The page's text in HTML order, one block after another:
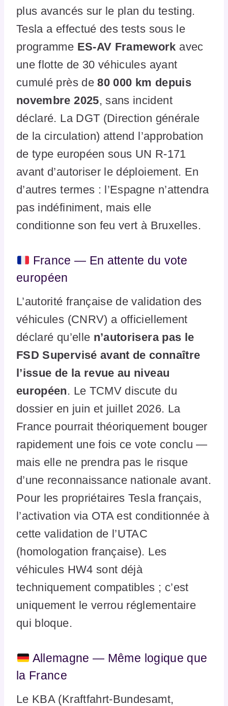
plus avancés sur le plan du testing.
Tesla a effectué des tests sous le
programme ES-AV Framework avec
une flotte de 30 véhicules ayant
cumulé près de80 000 km depuis
novembre 2025, sans incident
déclaré. La DGT (Direction générale
de la circulation) attend l’approbation
de type européen sous UN R-171
avant d’autoriser le déploiement. En
d’autres termes : l’Espagne n’attendra
pas indéfiniment, mais elle
conditionne son feu vert à Bruxelles.
France — En attente du vote
européen
L’autorité française de validation des
véhicules (CNRV) a officiellement
déclaré qu’elle n’autorisera pas le
FSD Supervisé avant de connaître
l’issue de la revue au niveau
européen. Le TCMV discute du
dossier en juin et juillet 2026. La
France pourrait théoriquement bouger
rapidement une fois ce vote conclu —
mais elle ne prendra pas le risque
d’une reconnaissance nationale avant.
Pour les propriétaires Tesla français,
l’activation via OTA est conditionnée à
cette validation de l’UTAC
(homologation française). Les
véhicules HW4 sont déjà
techniquement compatibles ; c’est
uniquement le verrou réglementaire
qui bloque.
Allemagne — Même logique que
la France
Le KBA (Kraftfahrt-Bundesamt,